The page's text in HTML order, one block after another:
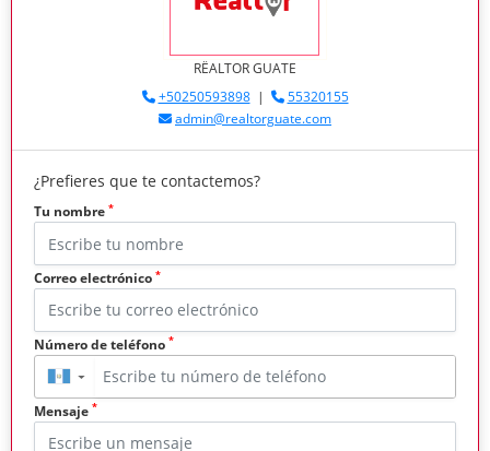
RËALTOR GUATE
+50250593898|
55320155
admin@realtorguate.com
¿Prefieres que te contactemos?
Tu nombre *
Correo electrónico *
Número de teléfono *
▼
Mensaje *